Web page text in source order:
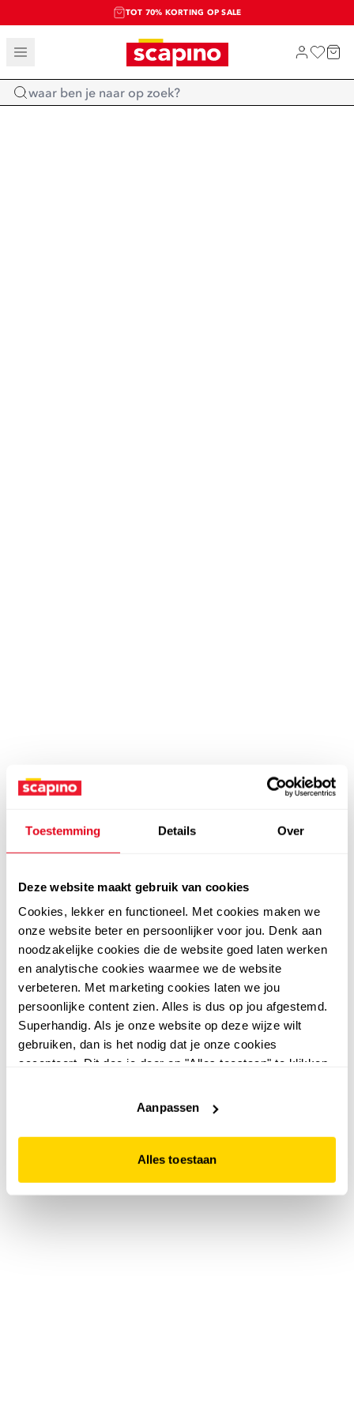
Toestemming Details Over
Deze website maakt gebruik van cookies
Cookies, lekker en functioneel. Met cookies maken we
onze website beter en persoonlijker voor jou. Denk aan
noodzakelijke cookies die de website goed laten werken
en analytische cookies waarmee we de website
verbeteren. Met marketing cookies laten we jou
persoonlijke content zien. Alles is dus op jou afgestemd.
Superhandig. Als je onze website op deze wijze wilt
gebruiken, dan is het nodig dat je onze cookies
accepteert. Dit doe je door op "Alles toestaan" te klikken.
website niet optimaal functioneert.
Aanpassen
Alles toestaan
TOT 70% KORTING OP SALE
SALE: LAATSTE KANS!
SHOP NIEUW
Home